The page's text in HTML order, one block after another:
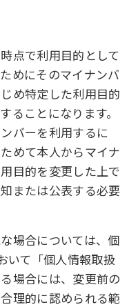
点で利用目的として
めにそのマイナンバ
め特定した利用目的
ることになります。
バーを利用するに
めて本人からマイナ
目的を変更した上で
または公表する必要
場合については、個
いて「個人情報取扱
場合には、変更前の
理的に認められる範